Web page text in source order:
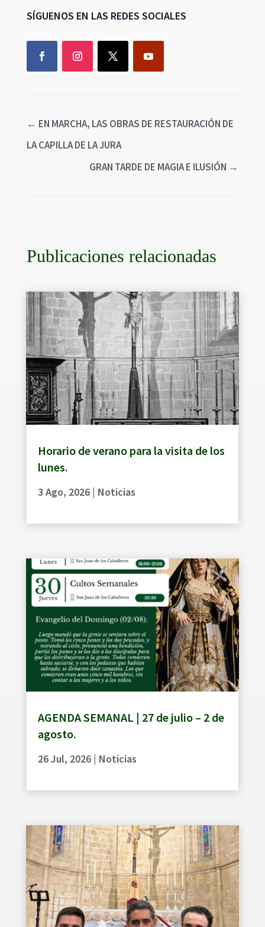
SÍGUENOS EN LAS REDES SOCIALES
← EN MARCHA, LAS OBRAS DE RESTAURACIÓN DE
LA CAPILLA DE LA JURA
GRAN TARDE DE MAGIA E ILUSIÓN →
Publicaciones relacionadas
Horario de verano para la visita de los
lunes.
3 Ago, 2026| Noticias
AGENDA SEMANAL | 27 de julio – 2 de
agosto.
26 Jul, 2026| Noticias